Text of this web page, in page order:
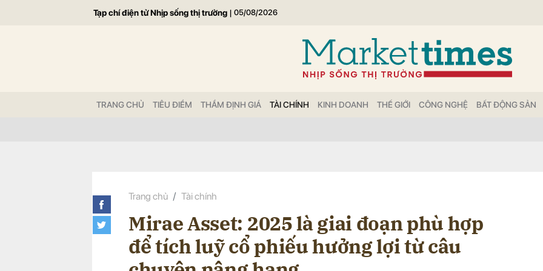
Tạp chí điện tử Nhịp sống thị trường | 05/08/2026
TRANG CHỦ TIÊU ĐIỂM THẨM ĐỊNH GIÁ TÀI CHÍNH KINH DOANH THẾ GIỚI CÔNG NGHỆ BẤT ĐỘNG SẢN
Trang chủ Tài chính
Mirae Asset: 2025 là giai đoạn phù hợp
để tích luỹ cổ phiếu hưởng lợi từ câu
Gửi bình luận